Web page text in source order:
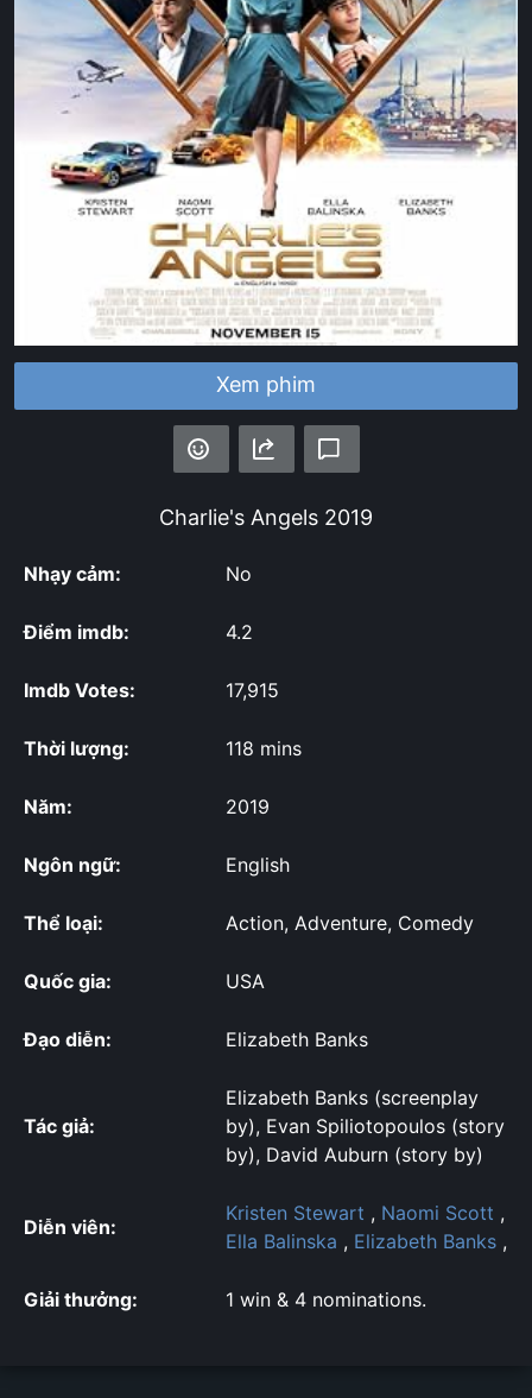
Xem phim
Charlie's Angels 2019
Nhạy cảm: No
Điểm imdb: 4.2
Imdb Votes: 17,915
Thời lượng: 118 mins
Năm: 2019
Ngôn ngữ: English
Thể loại: Action, Adventure, Comedy
Quốc gia: USA
Đạo diễn: Elizabeth Banks
Tác giả:
Elizabeth Banks (screenplay
by), Evan Spiliotopoulos (story
by), David Auburn (story by)
Diễn viên:
Kristen Stewart , Naomi Scott ,
Ella Balinska , Elizabeth Banks ,
Giải thưởng: 1 win & 4 nominations.